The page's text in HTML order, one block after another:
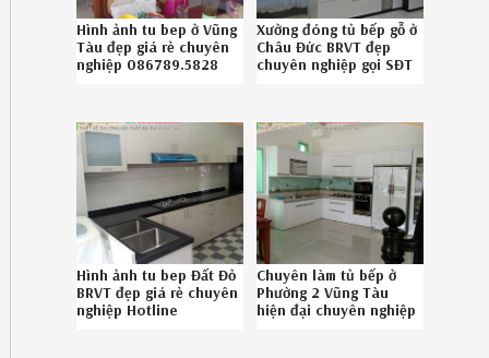
Hình ảnh tu bep ở Vũng
Tàu đẹp giá rẻ chuyên
nghiệp 086789.5828
Xưởng đóng tủ bếp gỗ ở
Châu Đức BRVT đẹp
chuyên nghiệp gọi SĐT
Hình ảnh tu bep Đất Đỏ
BRVT đẹp giá rẻ chuyên
nghiệp Hotline
Chuyên làm tủ bếp ở
Phường 2 Vũng Tàu
hiện đại chuyên nghiệp